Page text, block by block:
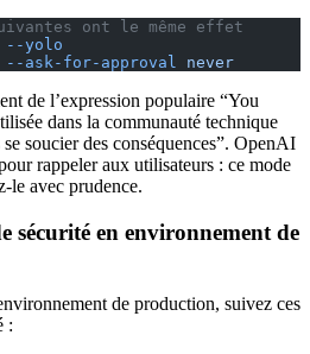
ont le même effet
--yolo
--ask-for-approval never
de l’expression populaire “You
dans la communauté technique
soucier des conséquences”. OpenAI
rappeler aux utilisateurs : ce mode
le avec prudence.
sécurité en environnement de
de production, suivez ces
: